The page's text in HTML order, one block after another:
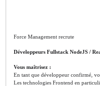
Force Management recrute
Développeurs Fullstack NodeJS /
Vous maîtrisez :
En tant que développeur confirmé,
Les technologies Frontend en